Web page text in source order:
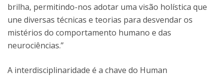
brilha, permitindo-nos adotar uma visão holística que
une diversas técnicas e teorias para desvendar os
mistérios do comportamento humano e das
neurociências.”
A interdisciplinaridade é a chave do Human